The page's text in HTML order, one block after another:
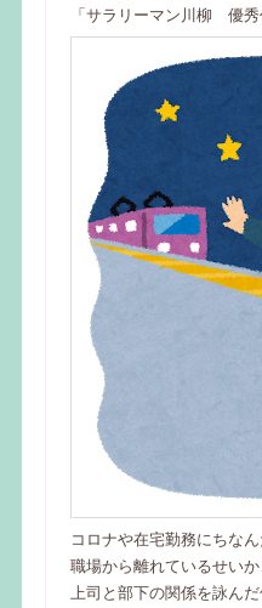
「サラリーマン川柳 優秀
コロナや在宅勤務にちなん
職場から離れているせいか
上司と部下の関係を詠ん